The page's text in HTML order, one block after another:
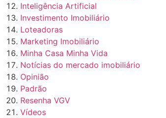
Inteligência Artificial
Investimento Imobiliário
Loteadoras
Marketing Imobiliário
Minha Casa Minha Vida
Notícias do mercado imobiliário
Opinião
Padrão
Resenha VGV
Vídeos